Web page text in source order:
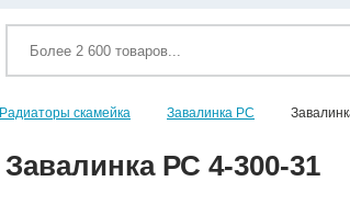
Радиаторы скамейка Завалинка РС
Завалинка РС 4-300-31